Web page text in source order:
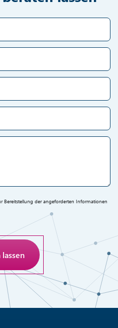
Bereitstellung der angeforderten Informationen